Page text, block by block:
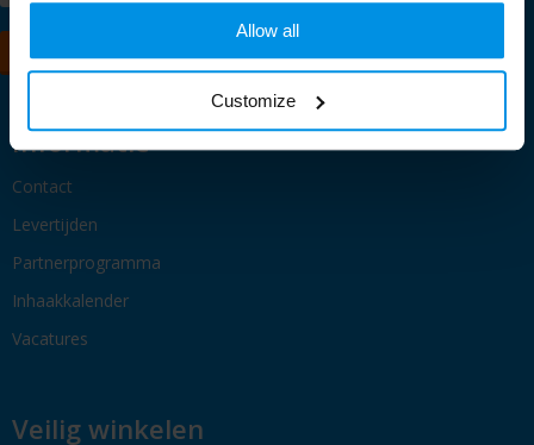
Allow all
Customize
Informatie
Contact
Levertijden
Partnerprogramma
Inhaakkalender
Vacatures
Veilig winkelen